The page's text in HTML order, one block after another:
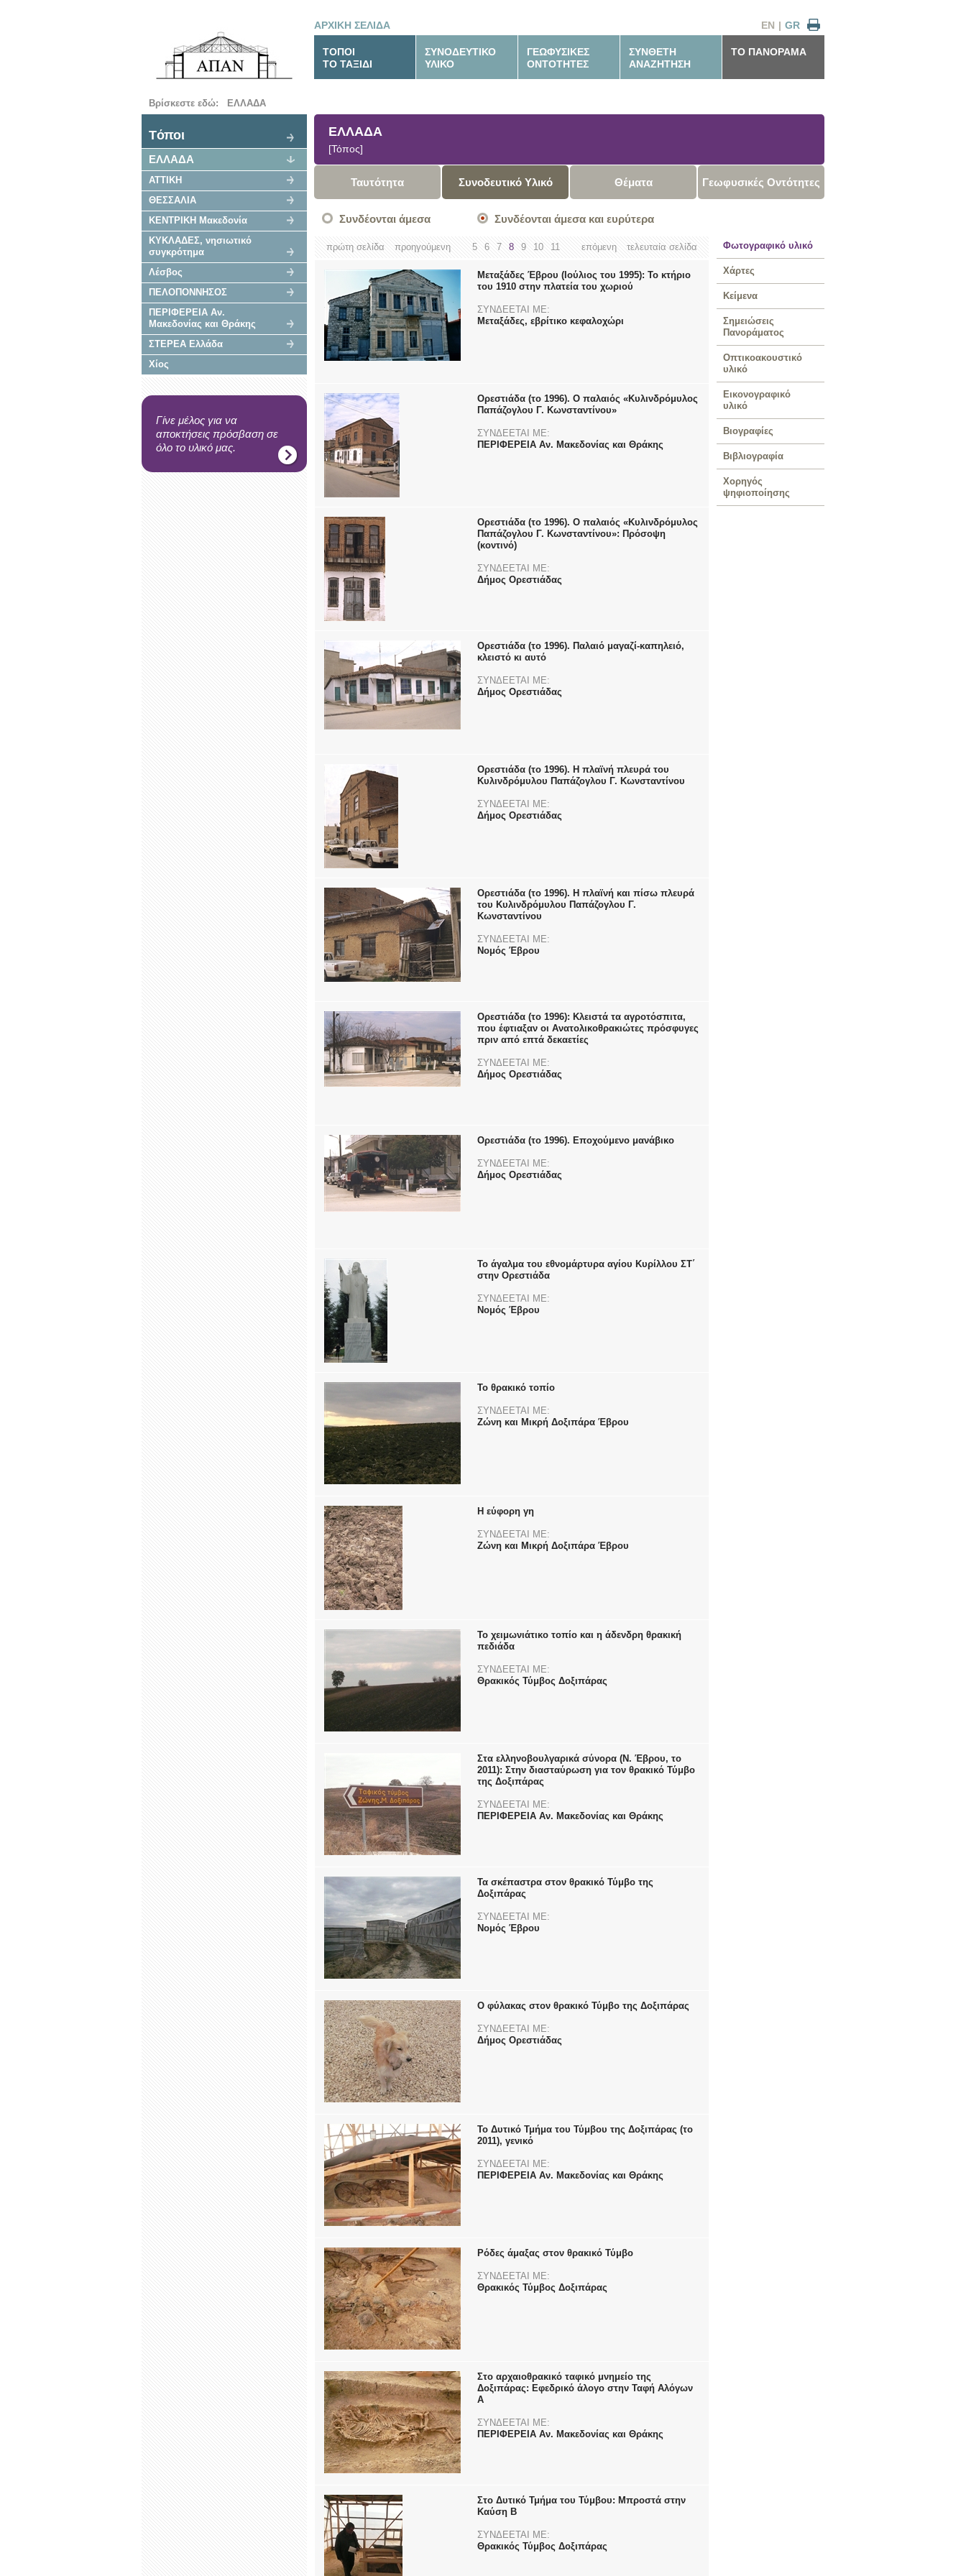
ΑΡΧΙΚΗ ΣΕΛΙΔΑ GR
|
EN
ΤΟΠΟΙ
ΤΟ ΤΑΞΙΔΙ
ΣΥΝΟΔΕΥΤΙΚΟ
ΥΛΙΚΟ
ΓΕΩΦΥΣΙΚΕΣ
ΟΝΤΟΤΗΤΕΣ
ΣΥΝΘΕΤΗ
ΑΝΑΖΗΤΗΣΗ
ΤΟ ΠΑΝΟΡΑΜΑ
Βρίσκεστε εδώ: ΕΛΛΑΔΑ
Tόποι
ΕΛΛΑΔΑ
ΑΤΤΙΚΗ
ΘΕΣΣΑΛΙΑ
ΚΕΝΤΡΙΚΗ Μακεδονία
ΚΥΚΛΑΔΕΣ, νησιωτικό
συγκρότημα
Λέσβος
ΠΕΛΟΠΟΝΝΗΣΟΣ
ΠΕΡΙΦΕΡΕΙΑ Αν.
Μακεδονίας και Θράκης
ΣΤΕΡΕΑ Ελλάδα
Χίος
Γίνε μέλος για να
αποκτήσεις πρόσβαση σε
όλο το υλικό μας.
ΕΛΛΑΔΑ
[Τόπος]
Ταυτότητα Συνοδευτικό Υλικό Θέματα Γεωφυσικές Οντότητες
Συνδέονται άμεσα Συνδέονται άμεσα και ευρύτερα
τελευταία σελίδα
επόμενη
πρώτη σελίδα προηγούμενη 5 6 7 8 9 10 11
Μεταξάδες Έβρου (Ιούλιος του 1995): Το κτήριο
του 1910 στην πλατεία του χωριού
ΣΥΝΔΕΕΤΑΙ ΜΕ:
Μεταξάδες, εβρίτικο κεφαλοχώρι
Ορεστιάδα (το 1996). Ο παλαιός «Κυλινδρόμυλος
Παπάζογλου Γ. Κωνσταντίνου»
ΣΥΝΔΕΕΤΑΙ ΜΕ:
ΠΕΡΙΦΕΡΕΙΑ Αν. Μακεδονίας και Θράκης
Ορεστιάδα (το 1996). Ο παλαιός «Κυλινδρόμυλος
Παπάζογλου Γ. Κωνσταντίνου»: Πρόσοψη
(κοντινό)
ΣΥΝΔΕΕΤΑΙ ΜΕ:
Δήμος Ορεστιάδας
Ορεστιάδα (το 1996). Παλαιό μαγαζί-καπηλειό,
κλειστό κι αυτό
ΣΥΝΔΕΕΤΑΙ ΜΕ:
Δήμος Ορεστιάδας
Ορεστιάδα (το 1996). Η πλαϊνή πλευρά του
Κυλινδρόμυλου Παπάζογλου Γ. Κωνσταντίνου
ΣΥΝΔΕΕΤΑΙ ΜΕ:
Δήμος Ορεστιάδας
Ορεστιάδα (το 1996). Η πλαϊνή και πίσω πλευρά
του Κυλινδρόμυλου Παπάζογλου Γ.
Κωνσταντίνου
ΣΥΝΔΕΕΤΑΙ ΜΕ:
Νομός Έβρου
Ορεστιάδα (το 1996): Κλειστά τα αγροτόσπιτα,
που έφτιαξαν οι Ανατολικοθρακιώτες πρόσφυγες
πριν από επτά δεκαετίες
ΣΥΝΔΕΕΤΑΙ ΜΕ:
Δήμος Ορεστιάδας
Ορεστιάδα (το 1996). Εποχούμενο μανάβικο
ΣΥΝΔΕΕΤΑΙ ΜΕ:
Δήμος Ορεστιάδας
Το άγαλμα του εθνομάρτυρα αγίου Κυρίλλου ΣΤ΄
στην Ορεστιάδα
ΣΥΝΔΕΕΤΑΙ ΜΕ:
Νομός Έβρου
Το θρακικό τοπίο
ΣΥΝΔΕΕΤΑΙ ΜΕ:
Ζώνη και Μικρή Δοξιπάρα Έβρου
Η εύφορη γη
ΣΥΝΔΕΕΤΑΙ ΜΕ:
Ζώνη και Μικρή Δοξιπάρα Έβρου
Το χειμωνιάτικο τοπίο και η άδενδρη θρακική
πεδιάδα
ΣΥΝΔΕΕΤΑΙ ΜΕ:
Θρακικός Τύμβος Δοξιπάρας
Στα ελληνοβουλγαρικά σύνορα (Ν. Έβρου, το
2011): Στην διασταύρωση για τον θρακικό Τύμβο
της Δοξιπάρας
ΣΥΝΔΕΕΤΑΙ ΜΕ:
ΠΕΡΙΦΕΡΕΙΑ Αν. Μακεδονίας και Θράκης
Τα σκέπαστρα στον θρακικό Τύμβο της
Δοξιπάρας
ΣΥΝΔΕΕΤΑΙ ΜΕ:
Νομός Έβρου
Ο φύλακας στον θρακικό Τύμβο της Δοξιπάρας
ΣΥΝΔΕΕΤΑΙ ΜΕ:
Δήμος Ορεστιάδας
Το Δυτικό Τμήμα του Τύμβου της Δοξιπάρας (το
2011), γενικό
ΣΥΝΔΕΕΤΑΙ ΜΕ:
ΠΕΡΙΦΕΡΕΙΑ Αν. Μακεδονίας και Θράκης
Ρόδες άμαξας στον θρακικό Τύμβο
ΣΥΝΔΕΕΤΑΙ ΜΕ:
Θρακικός Τύμβος Δοξιπάρας
Στο αρχαιοθρακικό ταφικό μνημείο της
Δοξιπάρας: Εφεδρικό άλογο στην Ταφή Αλόγων
Α
ΣΥΝΔΕΕΤΑΙ ΜΕ:
ΠΕΡΙΦΕΡΕΙΑ Αν. Μακεδονίας και Θράκης
Στο Δυτικό Τμήμα του Τύμβου: Μπροστά στην
Καύση Β
ΣΥΝΔΕΕΤΑΙ ΜΕ:
Θρακικός Τύμβος Δοξιπάρας
Φωτογραφικό υλικό
Χάρτες
Κείμενα
Σημειώσεις
Πανοράματος
Οπτικοακουστικό
υλικό
Εικονογραφικό
υλικό
Βιογραφίες
Βιβλιογραφία
Χορηγός
ψηφιοποίησης